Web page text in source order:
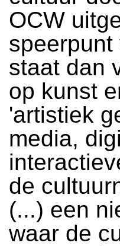
OCW
staat dan
op kunst
'artistiek
media,
de
(...) een
waar de